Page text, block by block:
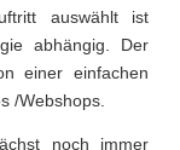
auswählt ist
abhängig. Der
einer einfachen
/Webshops.
noch immer